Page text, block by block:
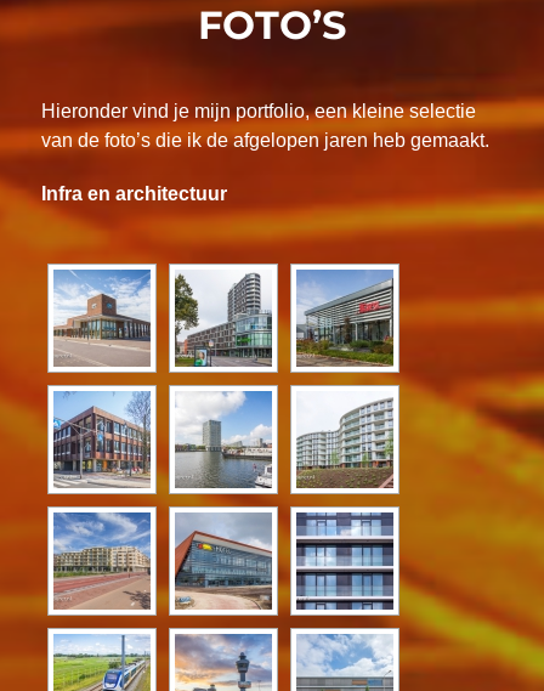
FOTO’S
Hieronder vind je mijn portfolio, een kleine selectie
van de foto’s die ik de afgelopen jaren heb gemaakt.
Infra en architectuur